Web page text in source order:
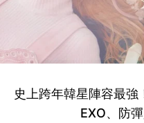
史上跨年韓星陣容最強
EXO、防